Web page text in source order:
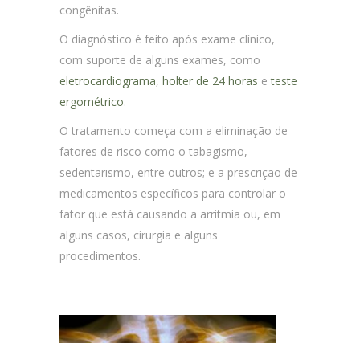
congênitas.
O diagnóstico é feito após exame clínico,
com suporte de alguns exames, como
eletrocardiograma, holter de 24 horas eteste
ergométrico.
O tratamento começa com a eliminação de
fatores de risco como o tabagismo,
sedentarismo, entre outros; e a prescrição de
medicamentos específicos para controlar o
fator que está causando a arritmia ou, em
alguns casos, cirurgia e alguns
procedimentos.